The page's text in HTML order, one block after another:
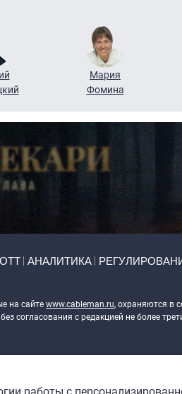
Мария
Фомина
ОТТ АНАЛИТИКА
на сайте www.cableman.ru, охраняются в
согласования с редакцией не более